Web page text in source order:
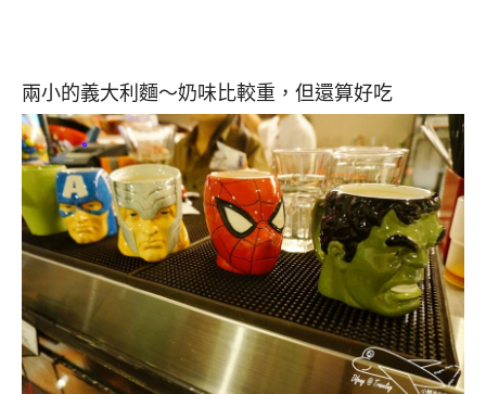
兩小的義大利麵～奶味比較重，但還算好吃